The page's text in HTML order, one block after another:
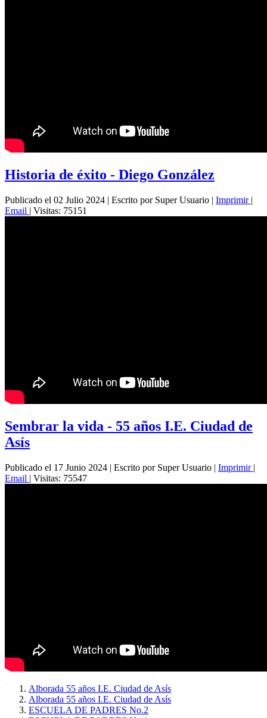
Historia de éxito - Diego González
Publicado el 02 Julio 2024 | Escrito por Super Usuario | Imprimir |
Email | Visitas: 75151
Sembrar la vida - 55 años I.E. Ciudad de
Asís
Publicado el 17 Junio 2024 | Escrito por Super Usuario | Imprimir |
Email | Visitas: 75547
Alborada 55 años I.E. Ciudad de Asís
Alborada 55 años I.E. Ciudad de Asís
ESCUELA DE PADRES No.2